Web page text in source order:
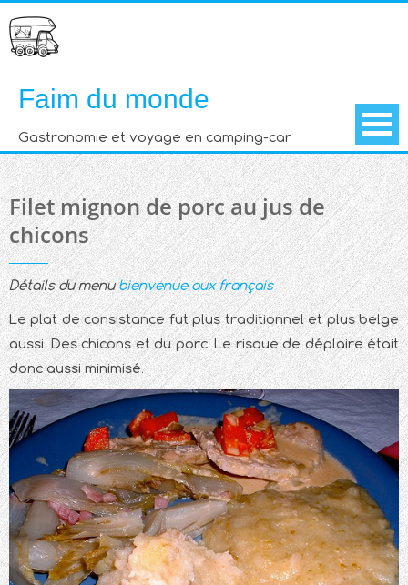
to
content
Faim du monde
Gastronomie et voyage en camping-car
Filet mignon de porc au jus de
chicons
Détails du menubienvenue aux français
Le plat de consistance fut plus traditionnel et plus belge
aussi. Des chicons et du porc. Le risque de déplaire était
donc aussi minimisé.